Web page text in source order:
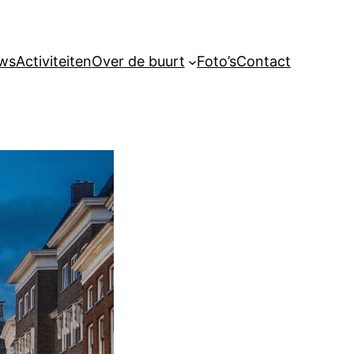
ActiviteitenOver de buurt Foto’sContact